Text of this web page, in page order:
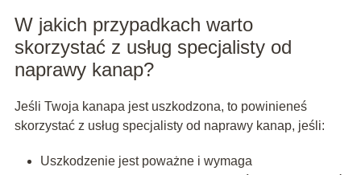
W jakich przypadkach warto
skorzystać z usług specjalisty od
naprawy kanap?
Jeśli Twoja kanapa jest uszkodzona, to powinieneś
skorzystać z usług specjalisty od naprawy kanap, jeśli:
Uszkodzenie jest poważne i wymaga